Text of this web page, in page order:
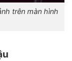
trên màn hình